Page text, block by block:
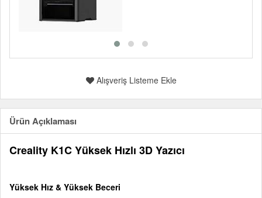
Alışveriş Listeme Ekle
Ürün Açıklaması
Creality K1C Yüksek Hızlı 3D Yazıcı
Yüksek Hız & Yüksek Beceri